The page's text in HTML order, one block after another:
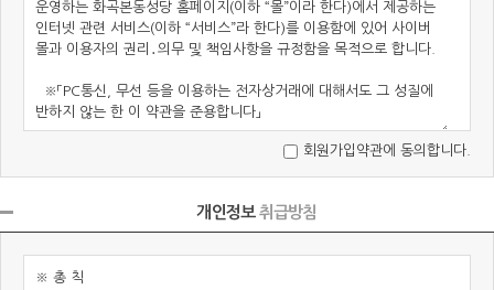
회원가입약관에 동의합니다.
개인정보취급방침